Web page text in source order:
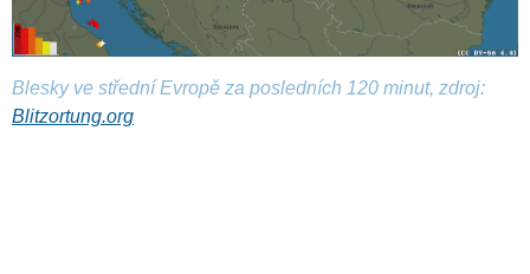
Blesky ve střední Evropě za posledních 120 minut, zdroj:
Blitzortung.org